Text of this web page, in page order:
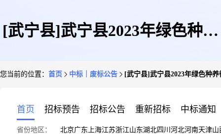
[武宁县]武宁县2023年绿色种养
您当前的位置： 首页 中标｜废标公告 [武宁县]武宁县2023年绿色种
首页 招标预告 招标公告 重新招标 中标通知
省份地区： 北京广东 上海江苏浙江山东湖北四川 河北河南天津山